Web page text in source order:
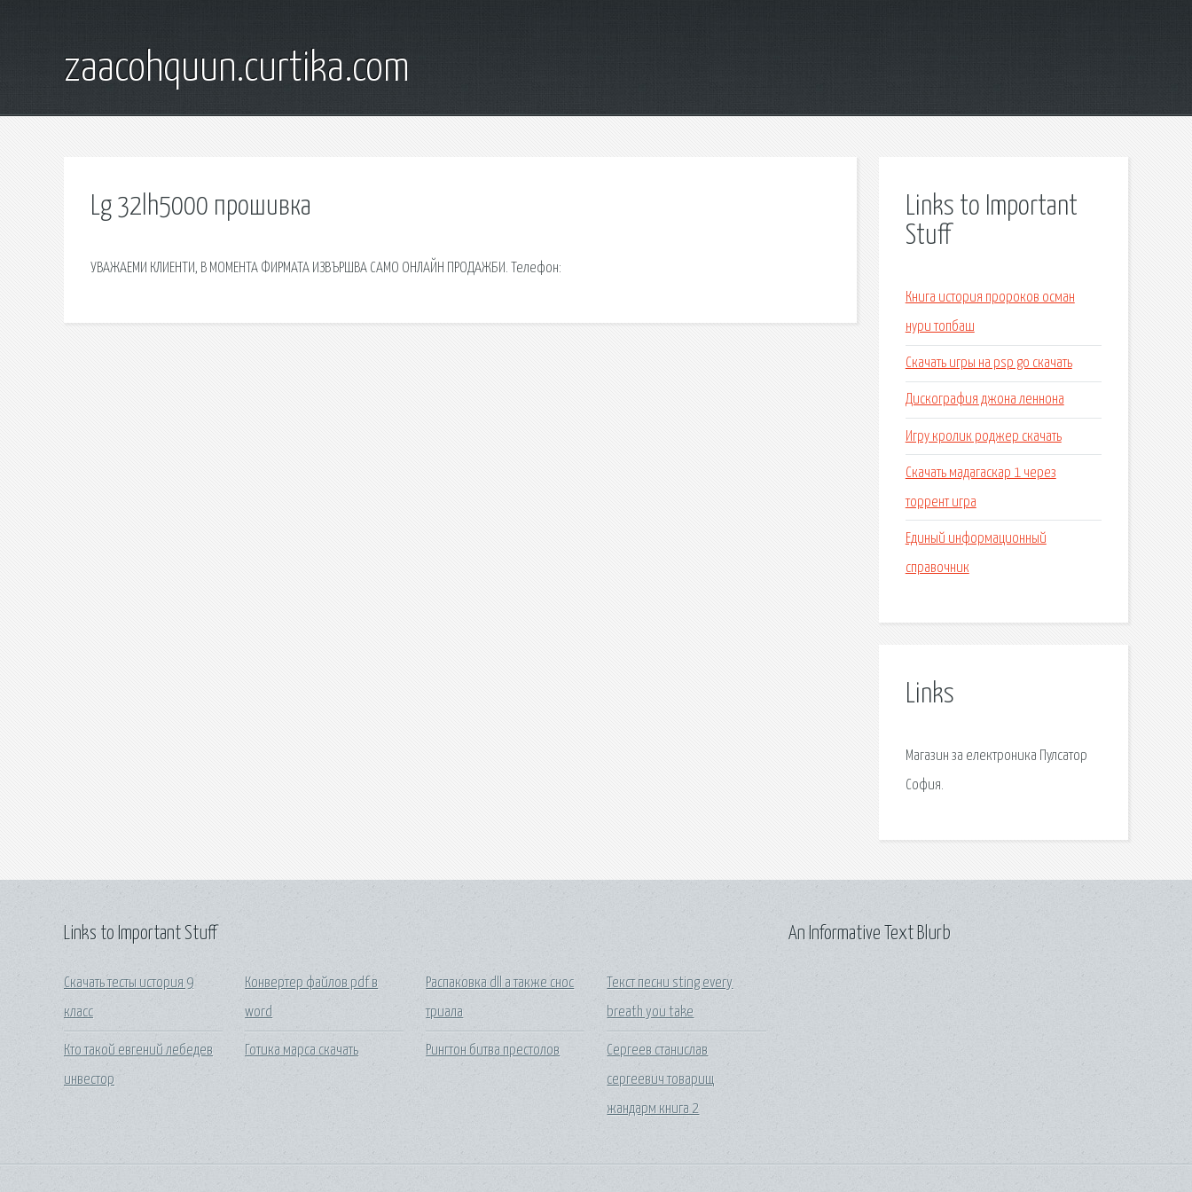
zaacohquun.curtika.com
Lg 32lh5000 прошивка
УВАЖАЕМИ КЛИЕНТИ, В МОМЕНТА ФИРМАТА ИЗВЪРШВА САМО ОНЛАЙН ПРОДАЖБИ. Телефон:
Links to Important
Stuff
Книга история пророков осман
нури топбаш
Скачать игры на psp go скачать
Дискография джона леннона
Игру кролик роджер скачать
Скачать мадагаскар 1 через
торрент игра
Единый информационный
справочник
Links
Магазин за електроника Пулсатор
София.
Links to Important Stuff
Скачать тесты история 9
класс
Кто такой евгений лебедев
инвестор
Конвертер файлов pdf в
word
Готика марса скачать
Распаковка dll а также снос
триала
Рингтон битва престолов
Текст песни sting every
breath you take
Сергеев станислав
сергеевич товарищ
жандарм книга 2
An Informative Text Blurb